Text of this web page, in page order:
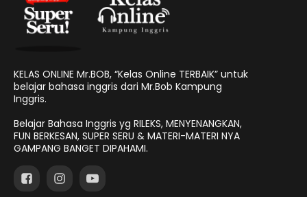
KELAS ONLINE Mr.BOB, “Kelas Online TERBAIK” untuk
belajar bahasa inggris dari Mr.Bob Kampung
Inggris.
Belajar Bahasa Inggris yg RILEKS, MENYENANGKAN,
FUN BERKESAN, SUPER SERU & MATERI-MATERI NYA
GAMPANG BANGET DIPAHAMI.